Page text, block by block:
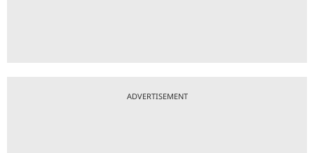
ADVERTISEMENT